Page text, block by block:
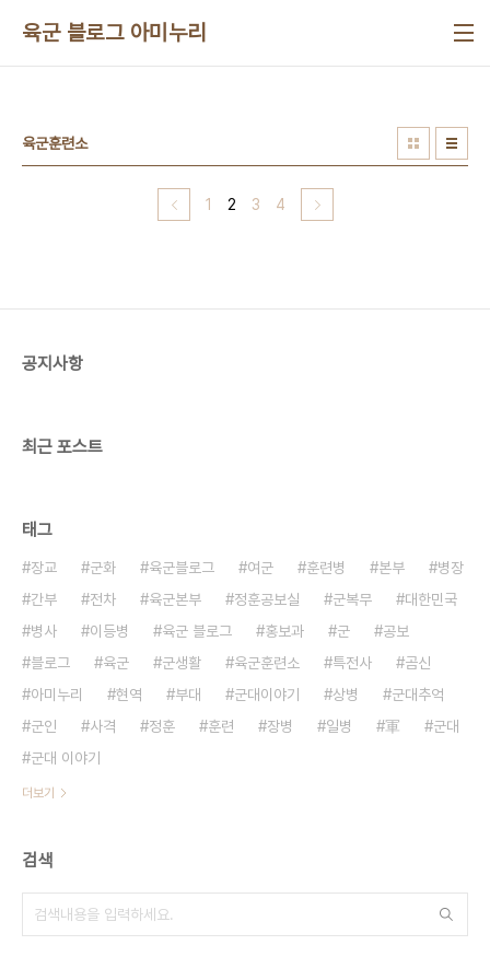
육군 블로그 아미누리
육군훈련소
1 2 3 4
공지사항
최근 포스트
태그
장교 군화 육군블로그 여군 훈련병 본부
병장
간부
전차 육군본부 정훈공보실 군복무
대한민국
병사
이등병 육군 블로그 홍보과 군
공보
블로그
육군 군생활 육군훈련소 특전사
곰신
아미누리
현역 부대 군대이야기 상병
군대추억
군인
사격 정훈 훈련 장병 일병 軍
군대
군대 이야기
더보기
검색